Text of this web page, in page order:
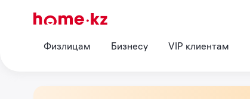
Физлицам Бизнесу VIP клиентам